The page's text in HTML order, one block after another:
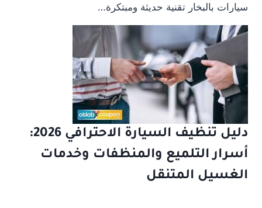
سيارات بالبخار تقنية حديثة ومبتكرة…
دليل تنظيف السيارة الاحترافي 2026:
أسرار التلميع والمنظفات وخدمات
الغسيل المتنقل